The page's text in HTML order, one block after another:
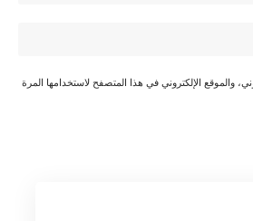
والموقع الإلكتروني في هذا المتصفح لاستخدامها المرة